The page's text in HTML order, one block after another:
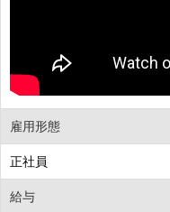
雇用形態
正社員
給与